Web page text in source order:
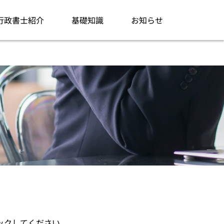
政書士紹介 基礎知識 お知らせ